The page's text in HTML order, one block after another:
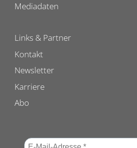
Mediadaten
Links & Partner
Kontakt
Newsletter
Karriere
Abo